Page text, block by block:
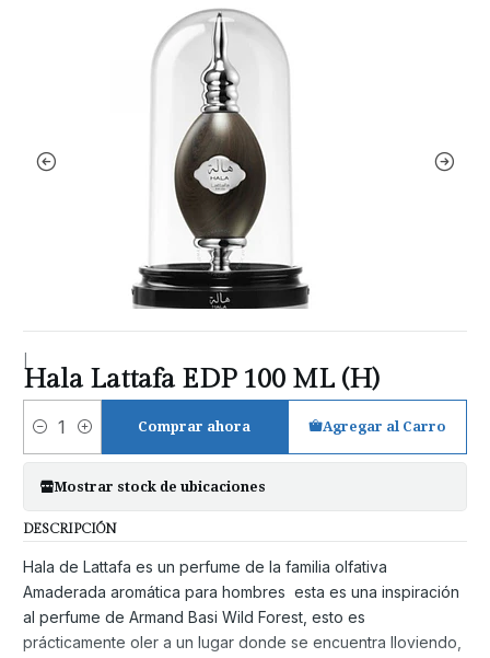
Hala Lattafa EDP 100 ML (H)
Cantidad
Agregar al Carro
Comprar ahora
Mostrar stock de ubicaciones
DESCRIPCIÓN
Hala de Lattafa es un perfume de la familia olfativa
Amaderada aromática para hombres esta es una inspiración
al perfume de Armand Basi Wild Forest, esto es
prácticamente oler a un lugar donde se encuentra lloviendo,